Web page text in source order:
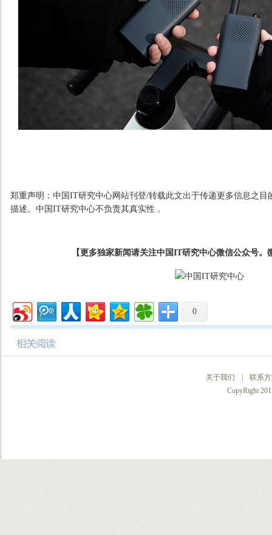
郑重声明：中国IT研究中心网站刊登/转载此文出于传递更多信息之
描述。中国IT研究中心不负责其真实性 。
【更多独家新闻请关注中国IT研究中心微信公众号。
0
关于我们
联系
CopyRight